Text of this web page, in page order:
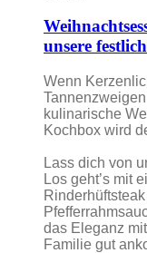
unsere
Wenn
kulinarische
Kochbox wird
Lass dich von
Los geht’s mit
das Eleganz
Familie gut